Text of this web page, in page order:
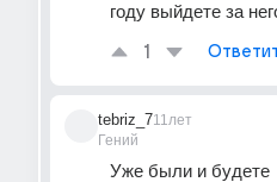
году выйдете за
1
tebriz_7
Гений
11лет
Уже были и будете